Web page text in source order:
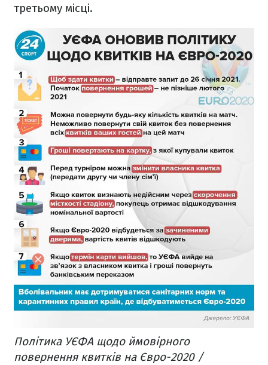
третьому місці.
Політика УЄФА щодо ймовірного
повернення квитків на Євро-2020 /